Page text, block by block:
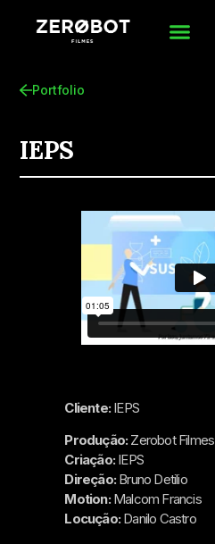
Portfolio
IEPS
Cliente: IEPS
Produção: Zerobot Filmes
Criação: IEPS
Direção: Bruno Detilio
Motion:Malcom Francis
Locução: Danilo Castro